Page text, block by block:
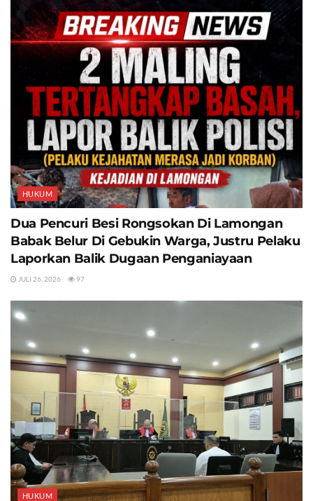
HUKUM
Dua Pencuri Besi Rongsokan Di Lamongan
Babak Belur Di Gebukin Warga, Justru Pelaku
Laporkan Balik Dugaan Penganiayaan
JULI 26, 2026 97
HUKUM